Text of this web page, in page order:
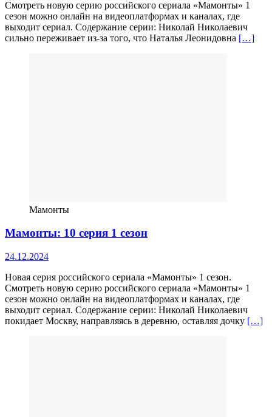
Смотреть новую серию российского сериала «Мамонты» 1
сезон можно онлайн на видеоплатформах и каналах, где
выходит сериал. Содержание серии: Николай Николаевич
сильно переживает из-за того, что Наталья Леонидовна […]
Мамонты
Мамонты: 10 серия 1 сезон
24.12.2024
Новая серия российского сериала «Мамонты» 1 сезон.
Смотреть новую серию российского сериала «Мамонты» 1
сезон можно онлайн на видеоплатформах и каналах, где
выходит сериал. Содержание серии: Николай Николаевич
покидает Москву, направляясь в деревню, оставляя дочку […]